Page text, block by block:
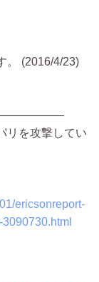
。 (2016/4/23)
リを攻撃してい
ericsonreport-